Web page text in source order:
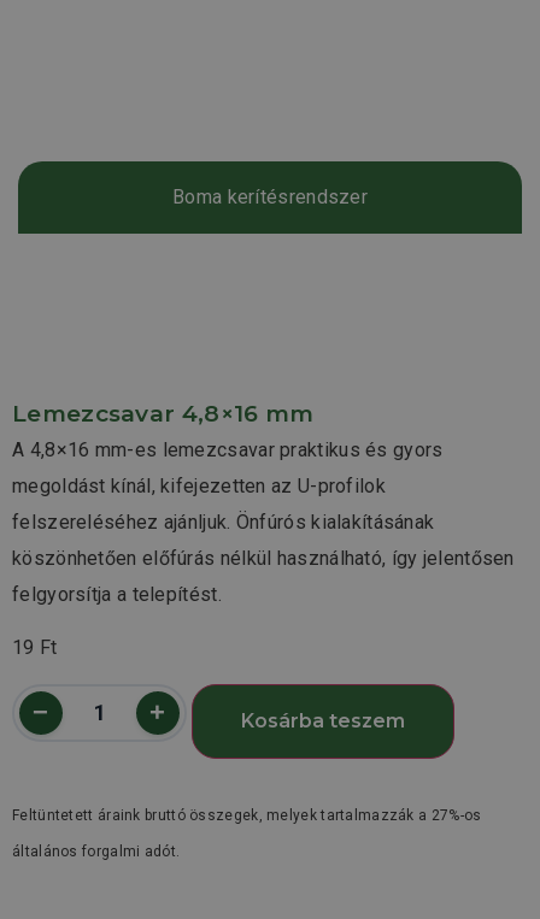
Boma kerítésrendszer
Lemezcsavar 4,8×16 mm
A 4,8×16 mm-es lemezcsavar praktikus és gyors
megoldást kínál, kifejezetten az U-profilok
felszereléséhez ajánljuk. Önfúrós kialakításának
köszönhetően előfúrás nélkül használható, így jelentősen
felgyorsítja a telepítést.
19 Ft
Kosárba teszem
Feltüntetett áraink bruttó összegek, melyek tartalmazzák a 27%-os
általános forgalmi adót.